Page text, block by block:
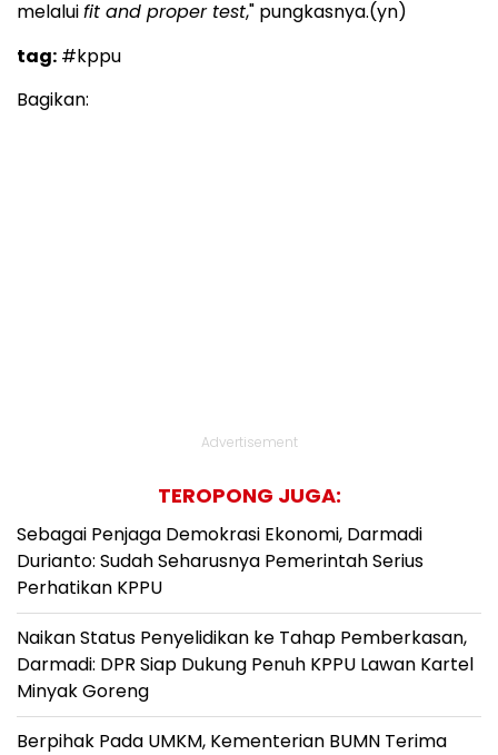
melaluifit and proper test," pungkasnya.(yn)
tag: #kppu
Bagikan:
Advertisement
TEROPONG JUGA:
Sebagai Penjaga Demokrasi Ekonomi, Darmadi
Durianto: Sudah Seharusnya Pemerintah Serius
Perhatikan KPPU
Naikan Status Penyelidikan ke Tahap Pemberkasan,
Darmadi: DPR Siap Dukung Penuh KPPU Lawan Kartel
Minyak Goreng
Berpihak Pada UMKM, Kementerian BUMN Terima